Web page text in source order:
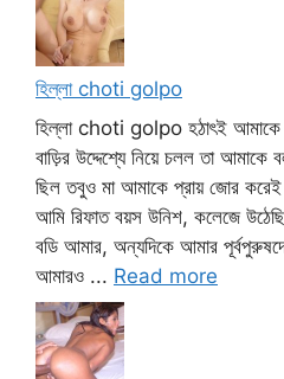
হিল্লা choti golpo
হিল্লা choti golpo হঠাৎই আমাকে
বাড়ির উদ্দেশ্যে নিয়ে চলল তা
ছিল তবুও মা আমাকে প্রায় জোর করেই
আমি রিফাত বয়স উনিশ, কলেজে
বডি আমার, অন্যদিকে আমার
আমারও ... Read more